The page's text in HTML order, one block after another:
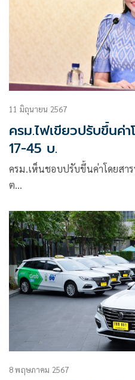
11 มิถุนายน 2567
ครม.ไฟเขียวปรับขึ้นค่
17-45 บ.
ครม.เห็นชอบปรับขึ้นค่าโดยสา
ต…
8 พฤษภาคม 2567